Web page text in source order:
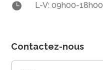
 L-V: 09h00-18h00
Contactez-nous